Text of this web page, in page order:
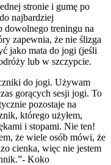
stronie i gumę po
najbardziej
dowolnego treningu na
zapewnia, że nie ślizga
jako mata do jogi (jeśli
lub w szczypcie.
do jogi. Używam
gorących sesji jogi. To
pozostaje na
którego użyłem,
i stopami. Nie ten!
że wiele osób mówi, że
cienka, więc nie jestem
Koko